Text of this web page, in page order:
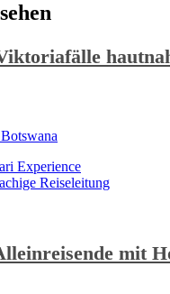
mit